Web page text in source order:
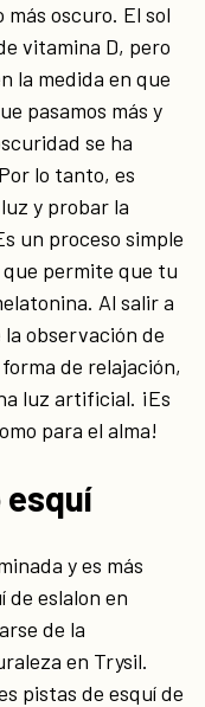
oscuro. El sol
vitamina D, pero
la medida en que
pasamos más y
se ha
lo tanto, es
y probar la
un proceso simple
permite que tu
Al salir a
observación de
de relajación,
luz artificial. ¡Es
para el alma!
esquí
y es más
de eslalon en
de la
en Trysil.
pistas de esquí de